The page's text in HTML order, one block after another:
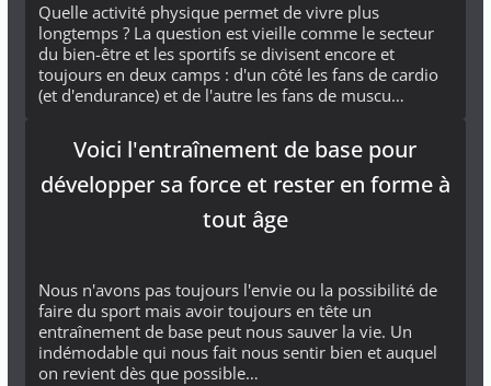
Quelle activité physique permet de vivre plus
longtemps ? La question est vieille comme le secteur
du bien-être et les sportifs se divisent encore et
toujours en deux camps : d'un côté les fans de cardio
(et d'endurance) et de l'autre les fans de muscu…
Voici l'entraînement de base pour
développer sa force et rester en forme à
tout âge
Nous n'avons pas toujours l'envie ou la possibilité de
faire du sport mais avoir toujours en tête un
entraînement de base peut nous sauver la vie. Un
indémodable qui nous fait nous sentir bien et auquel
on revient dès que possible…